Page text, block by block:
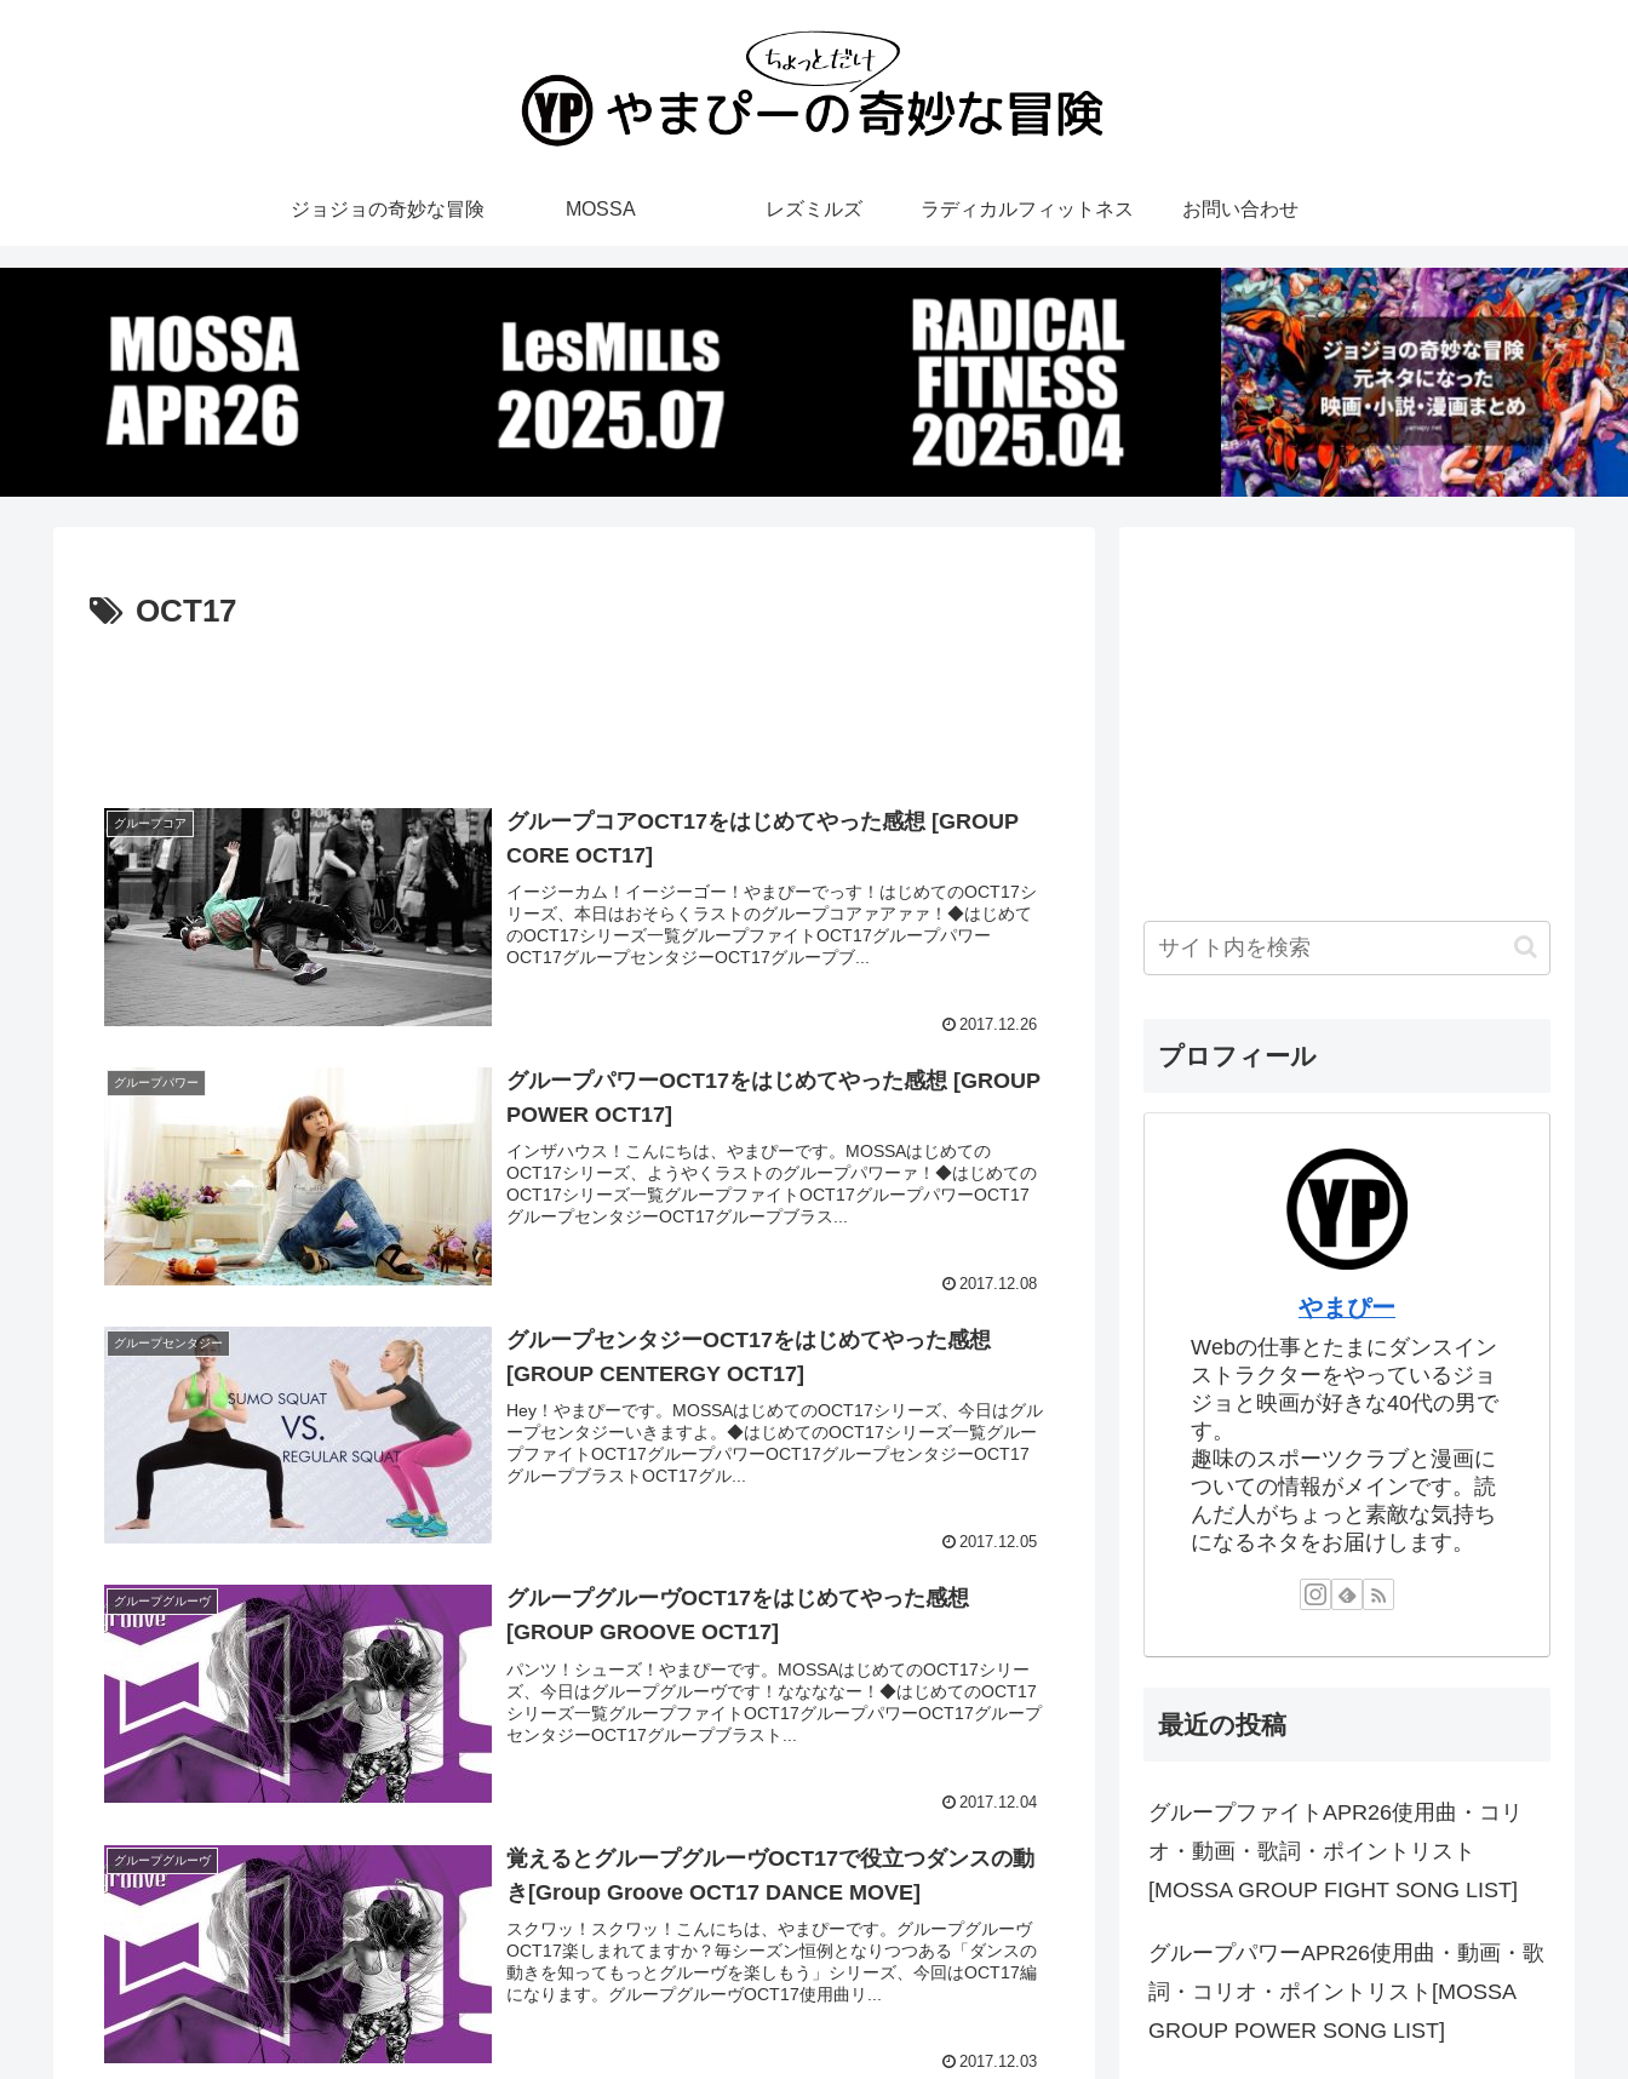
ジョジョの奇妙な冒険 MOSSA レズミルズ ラディカルフィットネス お問い合わせ
OCT17
グループコア
グループコアOCT17をはじめてやった感想 [GROUP
CORE OCT17]
イージーカム！イージーゴー！やまぴーでっす！はじめてのOCT17シ
リーズ、本日はおそらくラストのグループコアァアァァ！◆はじめて
のOCT17シリーズ一覧グループファイトOCT17グループパワー
OCT17グループセンタジーOCT17グループブ...
2017.12.26
グループパワー
グループパワーOCT17をはじめてやった感想 [GROUP
POWER OCT17]
インザハウス！こんにちは、やまぴーです。MOSSAはじめての
OCT17シリーズ、ようやくラストのグループパワーァ！◆はじめての
OCT17シリーズ一覧グループファイトOCT17グループパワーOCT17
グループセンタジーOCT17グループブラス...
2017.12.08
グループセンタジー
グループセンタジーOCT17をはじめてやった感想
[GROUP CENTERGY OCT17]
Hey！やまぴーです。MOSSAはじめてのOCT17シリーズ、今日はグル
ープセンタジーいきますよ。◆はじめてのOCT17シリーズ一覧グルー
プファイトOCT17グループパワーOCT17グループセンタジーOCT17
グループブラストOCT17グル...
2017.12.05
グループグルーヴ
グループグルーヴOCT17をはじめてやった感想
[GROUP GROOVE OCT17]
パンツ！シューズ！やまぴーです。MOSSAはじめてのOCT17シリー
ズ、今日はグループグルーヴです！ななななー！◆はじめてのOCT17
シリーズ一覧グループファイトOCT17グループパワーOCT17グループ
センタジーOCT17グループブラスト...
2017.12.04
グループグルーヴ
覚えるとグループグルーヴOCT17で役立つダンスの動
き[Group Groove OCT17 DANCE MOVE]
スクワッ！スクワッ！こんにちは、やまぴーです。グループグルーヴ
OCT17楽しまれてますか？毎シーズン恒例となりつつある「ダンスの
動きを知ってもっとグルーヴを楽しもう」シリーズ、今回はOCT17編
になります。グループグルーヴOCT17使用曲リ...
2017.12.03
プロフィール
やまぴー
Webの仕事とたまにダンスイン
ストラクターをやっているジョ
ジョと映画が好きな40代の男で
す。
趣味のスポーツクラブと漫画に
ついての情報がメインです。読
んだ人がちょっと素敵な気持ち
になるネタをお届けします。
最近の投稿
グループファイトAPR26使用曲・コリ
オ・動画・歌詞・ポイントリスト
[MOSSA GROUP FIGHT SONG LIST]
グループパワーAPR26使用曲・動画・歌
詞・コリオ・ポイントリスト[MOSSA
GROUP POWER SONG LIST]